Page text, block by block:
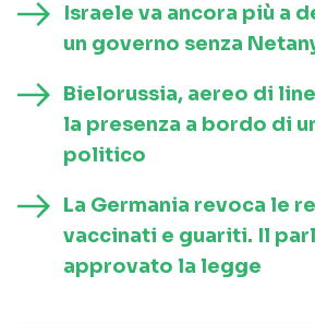
Israele va ancora più a
un governo senza
Bielorussia, aereo di
la presenza a bordo di
politico
La Germania revoca le
vaccinati e guariti. Il
approvato la legge